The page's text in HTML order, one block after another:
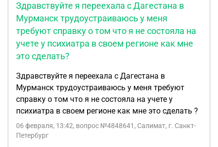
Здравствуйте я переехала с Дагестана в
Мурманск трудоустраиваюсь у меня
требуют справку о том что я не состояла на
учете у психиатра в своем регионе как мне
это сделать?
Здравствуйте я переехала с Дагестана в
Мурманск трудоустраиваюсь у меня требуют
справку о том что я не состояла на учете у
психиатра в своем регионе как мне это сделать ?
06 февраля, 13:42, вопрос №4848641, Салимат, г. Санкт-
Петербург